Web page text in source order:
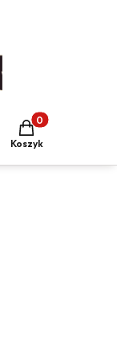
Produkty w
Koszyk